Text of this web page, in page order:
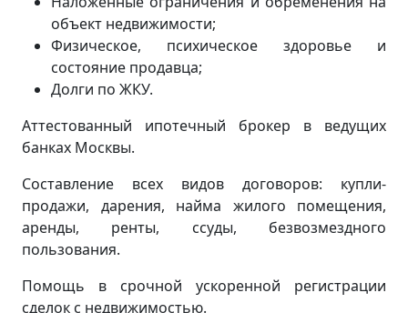
объект недвижимости;
Физическое, психическое здоровье и
состояние продавца;
Долги по ЖКУ.
Аттестованный ипотечный брокер в ведущих
банках Москвы.
Составление всех видов договоров: купли-
продажи, дарения, найма жилого помещения,
аренды, ренты, ссуды, безвозмездного
пользования.
Помощь в срочной ускоренной регистрации
сделок с недвижимостью.